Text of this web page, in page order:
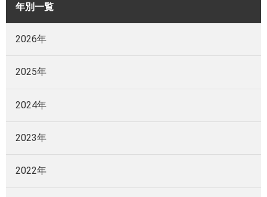
年別一覧
2026年
2025年
2024年
2023年
2022年